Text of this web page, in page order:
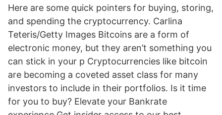
Here are some quick pointers for buying, storing,
and spending the cryptocurrency. Carlina
Teteris/Getty Images Bitcoins are a form of
electronic money, but they aren’t something you
can stick in your p Cryptocurrencies like bitcoin
are becoming a coveted asset class for many
investors to include in their portfolios. Is it time
for you to buy? Elevate your Bankrate